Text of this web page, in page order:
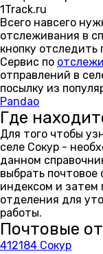
1Track.ru
Всего навсего
отслеживания в
кнопку отследить
Сервис по
отправлений в
посылку из
Pandao
Где
Для того чтобы
селе Сокур -
данном
выбрать
индексом и затем
отделения для
работы.
Почтовые
412184 Сокур